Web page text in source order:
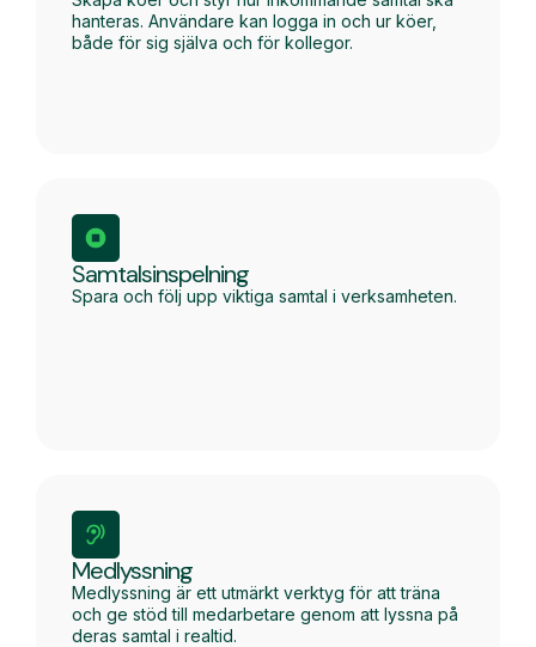
hanteras. Användare kan logga in och ur köer,
både för sig själva och för kollegor.
Samtalsinspelning
Spara och följ upp viktiga samtal i verksamheten.
Medlyssning
Medlyssning är ett utmärkt verktyg för att träna
och ge stöd till medarbetare genom att lyssna på
deras samtal i realtid.